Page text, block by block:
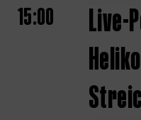
15:00
Live-